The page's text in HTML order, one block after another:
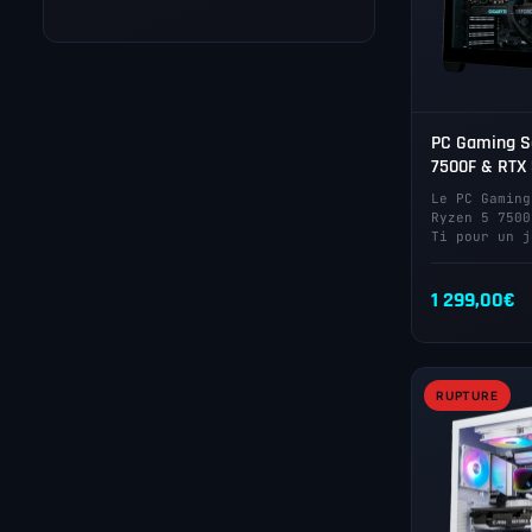
PC Gaming
7500F &
Le PC
Ryzen 5
Ti pour un
1 299,00€
RUPTURE